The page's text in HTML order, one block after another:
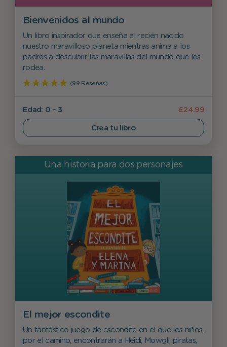
Bienvenidos al mundo
Un libro inspirador que enseña al recién nacido
nuestro maravilloso planeta mientras anima a los
padres a descubrir las maravillas del mundo que les
rodea.
(99 Reseñas)
£24.99
Edad: 0 - 3
Crea tu libro
Una historia para dos personajes
El mejor escondite
Un fantástico juego de escondite en el que los niños,
por el camino, encontrarán a Heidi, Mowgli, piratas,